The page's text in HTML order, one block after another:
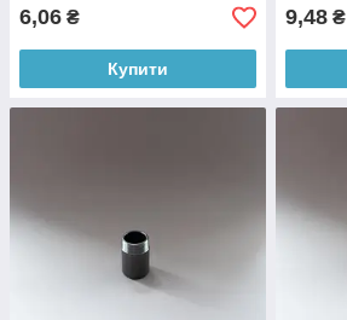
6,06 ₴
Купити
9,48 ₴